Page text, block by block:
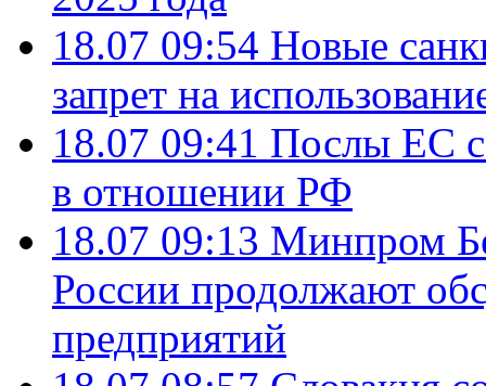
18.07 09:54 Новые
запрет на
18.07 09:41 Послы ЕС
в отношении РФ
18.07 09:13 Минпром
России продолжают
предприятий